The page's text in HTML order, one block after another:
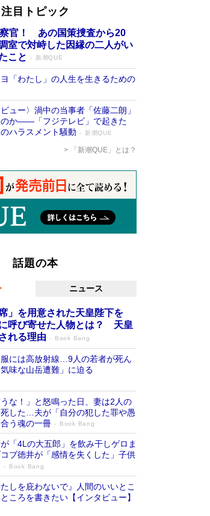
注目トピック
官！ あの国策捜査から20
室で対峙した因縁の二人がい
こと
新潮QUE
「わたし」の人生を生きるための
ビュー〉渦中の当事者「佐藤二朗」
のか――「フジテレビ」で起きた
のハラスメント騒動
新潮QUE
「新潮QUE」とは？
話題の本
ニュース
」を用意された天皇陛下を
に呼び寄せた人物とは？ 天皇
れる理由
Book Bang
には高放射線…9人の若者が死ん
味な山岳遭難」に迫る
うな！」と怒鳴った日、妻は2人の
した…夫が「自分の犯した罪や愚
う魂の一冊
Book Bang
「4Lの大五郎」を飲み干しゲロま
ブ徳井が「感情を失くした」子供
Book Bang
しを庇わないで』人間のいいとこ
ころを書きたい【インタビュー】